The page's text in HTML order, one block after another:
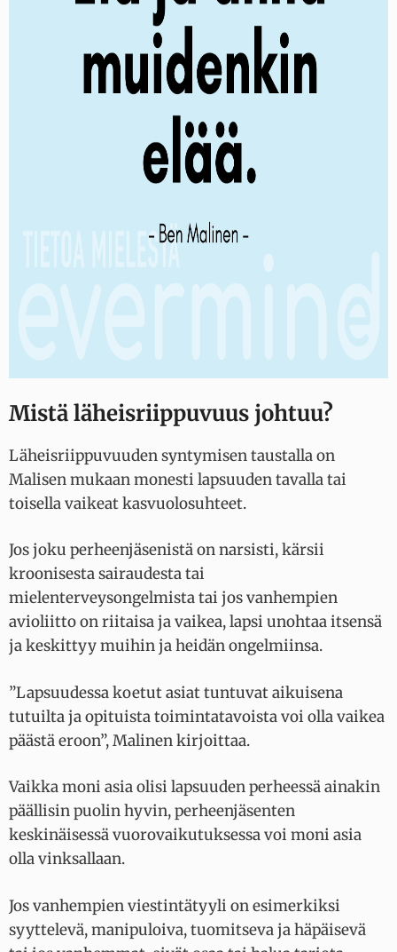
Mistä läheisriippuvuus johtuu?
Läheisriippuvuuden syntymisen taustalla on
Malisen mukaan monesti lapsuuden tavalla tai
toisella vaikeat kasvuolosuhteet.
Jos joku perheenjäsenistä on narsisti, kärsii
kroonisesta sairaudesta tai
mielenterveysongelmista tai jos vanhempien
avioliitto on riitaisa ja vaikea, lapsi unohtaa itsensä
ja keskittyy muihin ja heidän ongelmiinsa.
”Lapsuudessa koetut asiat tuntuvat aikuisena
tutuilta ja opituista toimintatavoista voi olla vaikea
päästä eroon”, Malinen kirjoittaa.
Vaikka moni asia olisi lapsuuden perheessä ainakin
päällisin puolin hyvin, perheenjäsenten
keskinäisessä vuorovaikutuksessa voi moni asia
olla vinksallaan.
Jos vanhempien viestintätyyli on esimerkiksi
syyttelevä, manipuloiva, tuomitseva ja häpäisevä